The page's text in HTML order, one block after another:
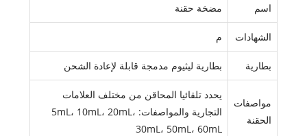
اسم مضخة حقنة
الشهادات م
بطارية بطارية ليثيوم مدمجة قابلة لإعادة الشحن
مواصفات
الحقنة
يحدد تلقائيا المحاقن من مختلف العلامات
التجارية والمواصفات: 5mL، 10mL، 20mL،
30mL، 50mL، 60mL